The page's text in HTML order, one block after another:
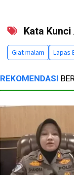
Kata Kunci
Giat malam Lapas
REKOMENDASI